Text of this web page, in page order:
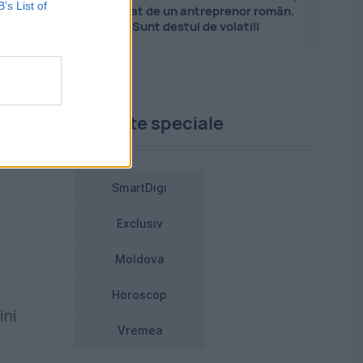
List of
explicat de un antreprenor român.
Sunt destul de volatili
Proiecte speciale
SmartDigi
Exclusiv
Moldova
Horoscop
Vremea